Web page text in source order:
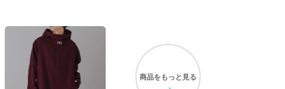
商品を もっと見る